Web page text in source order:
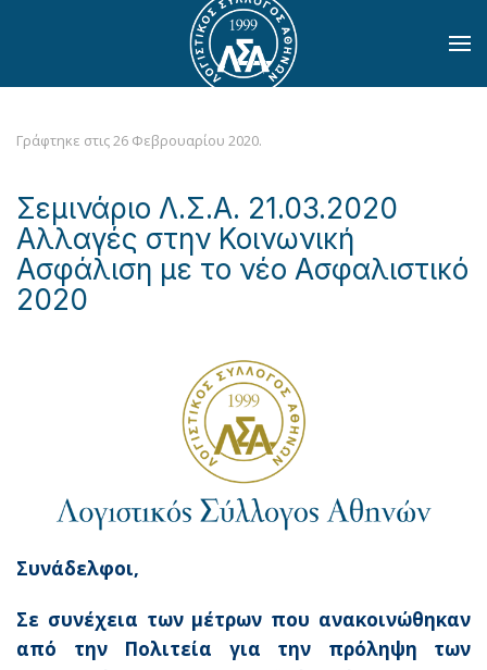
Skip to main content
Γράφτηκε στις26 Φεβρουαρίου 2020.
Σεμινάριο Λ.Σ.Α. 21.03.2020
Αλλαγές στην Κοινωνική
Ασφάλιση με το νέο Ασφαλιστικό
2020
Συνάδελφοι,
Σε συνέχεια των μέτρων που ανακοινώθηκαν
από την Πολιτεία για την πρόληψη των